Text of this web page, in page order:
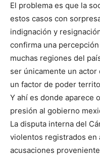
El problema es que la
estos casos con
indignación y
confirma una
muchas regiones del
ser únicamente un
un factor de poder
Y ahí es donde aparece
presión al gobierno
La disputa interna del
violentos registrados en
acusaciones